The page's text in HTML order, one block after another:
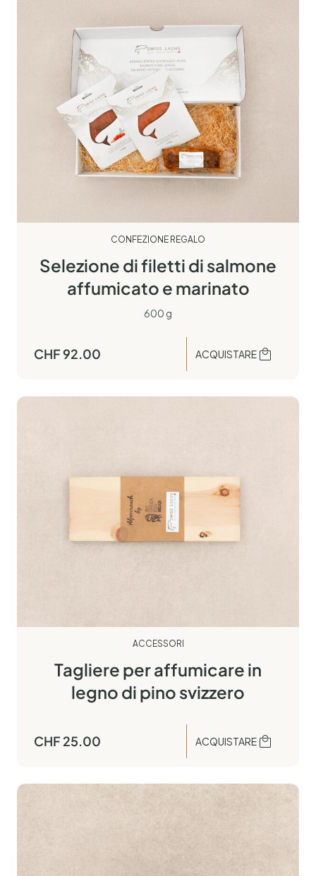
CONFEZIONE REGALO
Selezione di filetti di salmone
affumicato e marinato
600 g
CHF92.00 ACQUISTARE
ACCESSORI
Tagliere per affumicare in
legno di pino svizzero
CHF 25.00 ACQUISTARE